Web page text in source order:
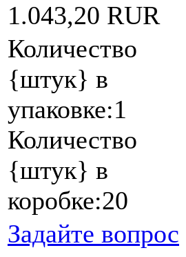
1.043,20 RUR
Количество
{штук} в
упаковке:1
Количество
{штук} в
коробке:20
Задайте вопрос